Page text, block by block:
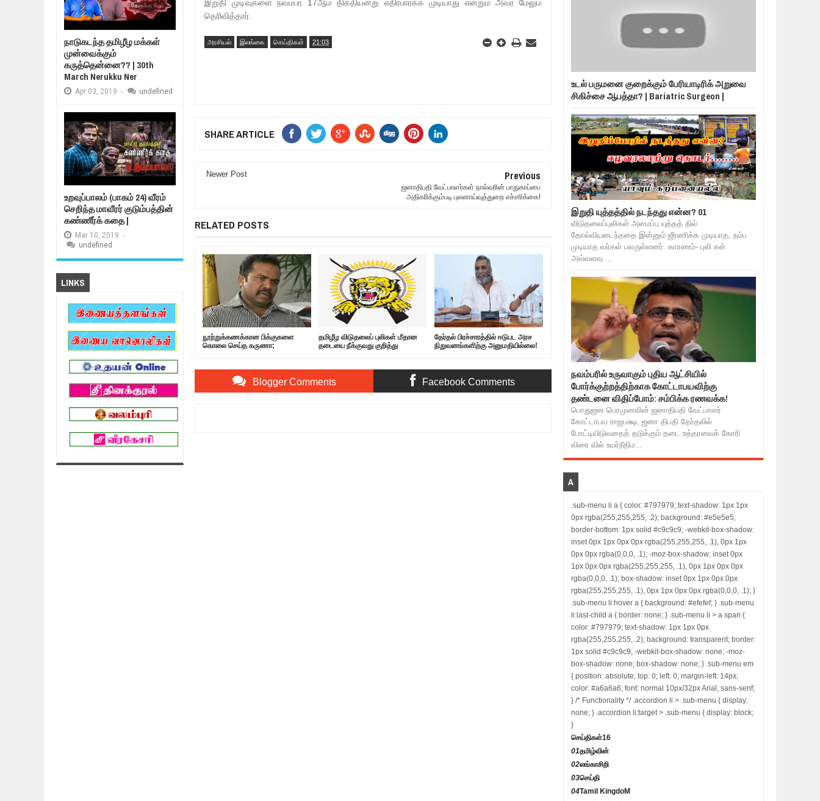
இறுதி முடிவுகளை நவம்பர் 17ஆம் திகதியன்று எதிர்பார்க்க முடியாது என்றும் அவர் மேலும்
தெரிவித்தார்.
அரசியல் இலங்கை செய்திகள் 21:03
SHARE ARTICLE
Newer Post Previous
ஜனாதிபதி வேட்பாளர்கள் நால்வரின் பாதுகாப்பை
அதிகரிக்கும்படி புலனாய்வுத்துறை எச்சரிக்கை!
RELATED POSTS
நூற்றுக்கணக்கான பிக்குகளை
கொலை செய்த கருணா;
தமிழீழ விடுதலைப் புலிகள் மீதான
தடையை நீக்குவது குறித்து
தேர்தல் பிரச்சாரத்தில் ஈடுபட அரச
நிறுவனங்களிற்கு அனுமதியில்லை!
Blogger Comments Facebook Comments
நாடுகடந்த தமிழீழ மக்கள்
முன்வைக்கும்
கருத்தென்னை?? | 30th
March Nerukku Ner
Apr 03, 2019 - undefined
உறவுப்பாலம் (பாகம் 24) வீரம்
செறிந்த மாவீரர் குடும்பத்தின்
கண்ணீர்க் கதை |
Mar 10, 2019 -
undefined
LINKS
உடல் பருமனை குறைக்கும் பேரியாடிரிக் அறுவை
சிகிச்சை ஆபத்தா? | Bariatric Surgeon |
இறுதி யுத்தத்தில் நடந்தது என்ன? 01
விடுதலைப்புலிகள் அமைப்பு யுத்தத் தில்
தோல்வியடைந்ததை இன்னும் ஜீரணிக்க முடியாத, நம்ப
முடியாத வர்கள் பலருள்ளனர். காரணம்- புலி கள்
அவ்வளவு ...
நவம்பரில் உருவாகும் புதிய ஆட்சியில்
போர்க்குற்றத்திற்காக கோட்டாபயவிற்கு
தண்டனை விதிப்போம்: சம்பிக்க ரணவக்க!
பொதுஜன பெரமுனவின் ஜனாதிபதி வேட்பாளர்
கோட்டாபய ராஜபக்ஷ, ஜனா திபதி தேர்தலில்
போட்டியிடுவதைத் தடுக்கும் தடை உத்தரவைக் கோரி
விரை வில் உயர்நீதிம...
A
.sub-menu li a { color: #797979; text-shadow: 1px 1px
0px rgba(255,255,255, .2); background: #e5e5e5;
border-bottom: 1px solid #c9c9c9; -webkit-box-shadow:
inset 0px 1px 0px 0px rgba(255,255,255, .1), 0px 1px
0px 0px rgba(0,0,0, .1); -moz-box-shadow: inset 0px
1px 0px 0px rgba(255,255,255, .1), 0px 1px 0px 0px
rgba(0,0,0, .1); box-shadow: inset 0px 1px 0px 0px
rgba(255,255,255, .1), 0px 1px 0px 0px rgba(0,0,0, .1); }
.sub-menu li:hover a { background: #efefef; } .sub-menu
li:last-child a { border: none; } .sub-menu li > a span {
color: #797979; text-shadow: 1px 1px 0px
rgba(255,255,255, .2); background: transparent; border:
1px solid #c9c9c9; -webkit-box-shadow: none; -moz-
box-shadow: none; box-shadow: none; } .sub-menu em
{ position: absolute; top: 0; left: 0; margin-left: 14px;
color: #a6a6a6; font: normal 10px/32px Arial, sans-serif;
} /* Functionality */ .accordion li > .sub-menu { display:
none; } .accordion li:target > .sub-menu { display: block;
}
செய்திகள்16
01தமிழ்வின்
02லங்காசிறி
03செய்தி
04Tamil KingdoM